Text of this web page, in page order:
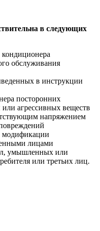
в следующих
обслуживания
в инструкции
посторонних
агрессивных веществ
напряжением
модификации
лицами
умышленных или
или третьих лиц.